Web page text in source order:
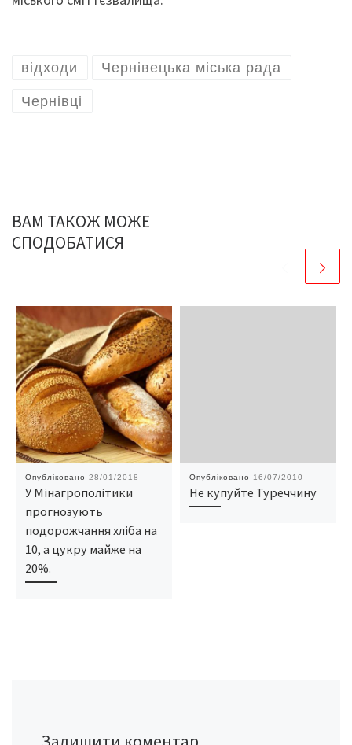
відходи Чернівецька міська рада
Чернівці
ВАМ ТАКОЖ МОЖЕ
СПОДОБАТИСЯ
Опубліковано 28/01/2018
У Мінагрополітики
прогнозують
подорожчання хліба на
10, а цукру майже на
20%.
Опубліковано 16/07/2010
Не купуйте Туреччину